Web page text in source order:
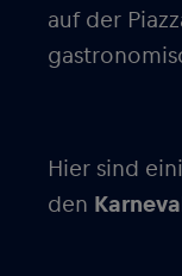
auf der
Hier sind
den